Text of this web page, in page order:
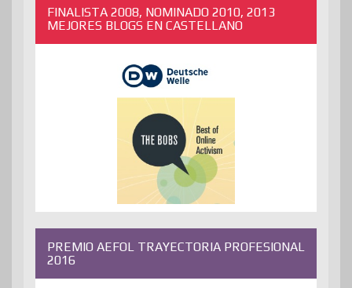
FINALISTA 2008, NOMINADO 2010, 2013
MEJORES BLOGS EN CASTELLANO
PREMIO AEFOL TRAYECTORIA PROFESIONAL
2016